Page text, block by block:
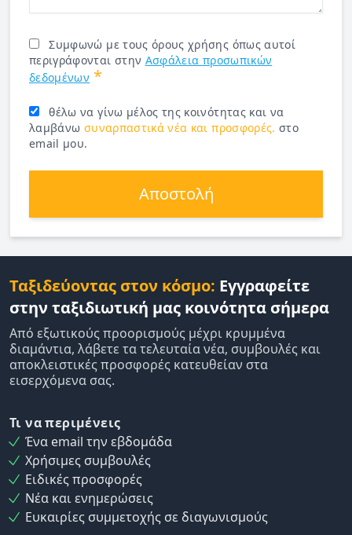
Συμφωνώ με τους όρους χρήσης όπως αυτοί
περιγράφονται στην Ασφάλεια προσωπικών
δεδομένων *
θέλω να γίνω μέλος της κοινότητας και να
λαμβάνω συναρπαστικά νέα και προσφορές. στο
email μου.
Αποστολή
Ταξιδεύοντας στον κόσμο: Εγγραφείτε
στην ταξιδιωτική μας κοινότητα σήμερα
Από εξωτικούς προορισμούς μέχρι κρυμμένα
διαμάντια, λάβετε τα τελευταία νέα, συμβουλές και
αποκλειστικές προσφορές κατευθείαν στα
εισερχόμενα σας.
Τι να περιμένεις
Ένα email την εβδομάδα
Χρήσιμες συμβουλές
Ειδικές προσφορές
Νέα και ενημερώσεις
Ευκαιρίες συμμετοχής σε διαγωνισμούς